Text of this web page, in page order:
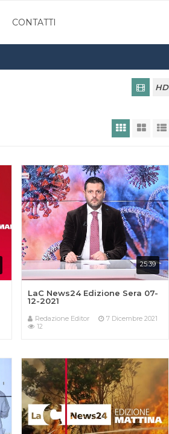
CONTATTI
HD
25:39
LaC News24 Edizione Sera 07-
12-2021
Redazione Editor
7 Dicembre 2021
12